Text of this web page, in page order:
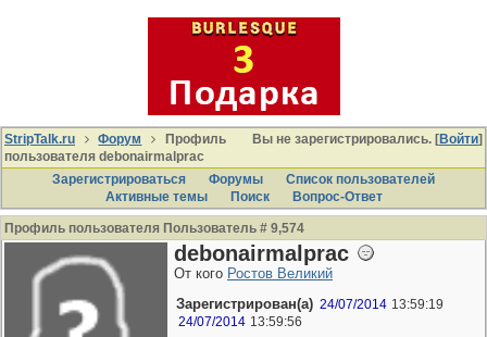
Вы не зарегистрировались. [Войти]
StripTalk.ru Форум
Профиль
пользователя debonairmalprac
Зарегистрироваться
Форумы
Список пользователей
Активные темы
Поиcк Вопрос-Ответ
Профиль пользователя Пользователь # 9,574
debonairmalprac
От кого Ростов Великий
Зарегистрирован(а) 24/07/2014 13:59:19
24/07/2014 13:59:56